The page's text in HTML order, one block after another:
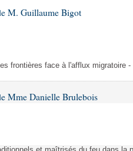
M. Guillaume Bigot
frontières face à l'afflux migratoire
Mme Danielle Brulebois